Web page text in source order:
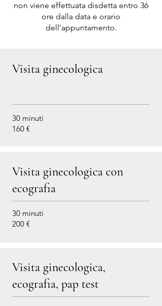
non viene effettuata disdetta entro 36
ore dalla data e orario
dell'appuntamento.
Visita ginecologica
30 minuti
160 €
Visita ginecologica con
ecografia
30 minuti
200 €
Visita ginecologica,
ecografia, pap test